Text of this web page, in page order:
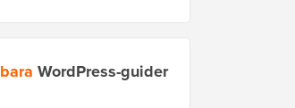
WordPress-guider